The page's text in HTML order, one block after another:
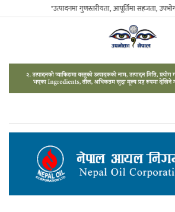
"उत्पादनमा गुणस्तरीयता, आपूर्तिमा सहजता,